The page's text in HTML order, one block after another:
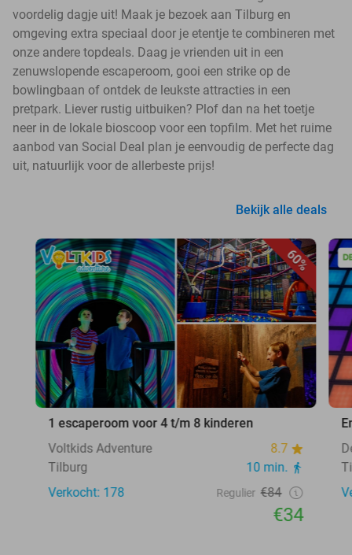
voordelig dagje uit! Maak je bezoek aan Tilburg en
omgeving extra speciaal door je etentje te combineren met
onze andere topdeals. Daag je vrienden uit in een
zenuwslopende escaperoom, gooi een strike op de
bowlingbaan of ontdek de leukste attracties in een
pretpark. Liever rustig uitbuiken? Plof dan na het toetje
neer in de lokale bioscoop voor een topfilm. Met het ruime
aanbod van Social Deal plan je eenvoudig de perfecte dag
uit, natuurlijk voor de allerbeste prijs!
Bekijk alle deals
60%
1 escaperoom voor 4 t/m 8 kinderen
Voltkids Adventure
8.7
Tilburg
10 min.
Verkocht: 178
Regulier €84
€34